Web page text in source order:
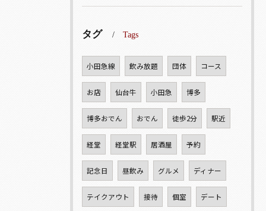
タグ Tags
小田急線 飲み放題 団体 コース
お店 仙台牛 小田急 博多
博多おでん おでん 徒歩2分 駅近
経堂 経堂駅 居酒屋 予約
記念日 昼飲み グルメ ディナー
テイクアウト 接待 個室 デート